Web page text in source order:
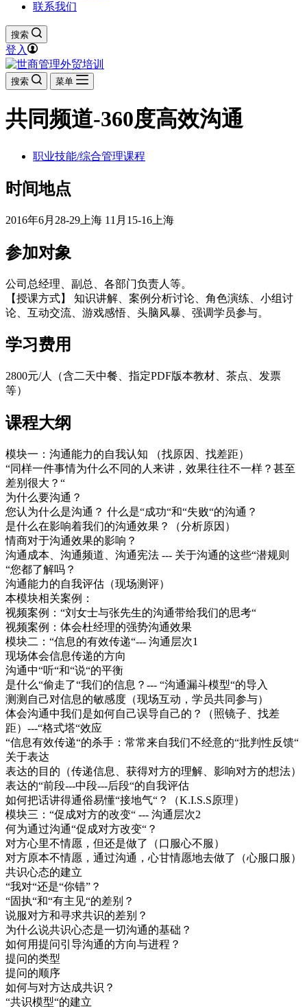
联系我们
搜索
登入
搜索 菜单
共同频道-360度高效沟通
职业技能/综合管理课程
时间地点
2016年6月28-29上海 11月15-16上海
参加对象
公司总经理、副总、各部门负责人等。
【授课方式】 知识讲解、案例分析讨论、角色演练、小组讨
论、互动交流、游戏感悟、头脑风暴、强调学员参与。
学习费用
2800元/人（含二天中餐、指定PDF版本教材、茶点、发票
等）
课程大纲
模块一：沟通能力的自我认知 （找原因、找差距）
“同样一件事情为什么不同的人来讲，效果往往不一样？甚至
差别很大？“
为什么要沟通？
您认为什么是沟通？ 什么是“成功“和“失败“的沟通？
是什么在影响着我们的沟通效果？（分析原因）
情商对于沟通效果的影响？
沟通成本、沟通频道、沟通宪法 --- 关于沟通的这些“潜规则
“您都了解吗？
沟通能力的自我评估（现场测评）
本模块相关案例：
视频案例：“刘女士与张先生的沟通带给我们的思考“
视频案例：体会杜经理的强势沟通效果
模块二：“信息的有效传递“--- 沟通层次1
现场体会信息传递的方向
沟通中“听“和“说“的平衡
是什么“偷走了“我们的信息？--- “沟通漏斗模型“的导入
测测自己对信息的敏感度（现场互动，学员共同参与）
体会沟通中我们是如何自己误导自己的？（照镜子、找差
距）---“格式塔“效应
“信息有效传递“的杀手：常常来自我们不经意的“批判性反馈“
关于表达
表达的目的（传递信息、获得对方的理解、影响对方的想法）
表达的“前段---中段---后段“的自我评估
如何把话讲得通俗易懂“接地气“？（K.I.S.S原理）
模块三：“促成对方的改变“ --- 沟通层次2
何为通过沟通“促成对方改变“？
对方心里不情愿，但还是做了（口服心不服）
对方原本不情愿，通过沟通，心甘情愿地去做了（心服口服）
共识心态的建立
“我对“还是“你错”？
“固执“和“有主见“的差别？
说服对方和寻求共识的差别？
为什么说共识心态是一切沟通的基础？
如何用提问引导沟通的方向与进程？
提问的类型
提问的顺序
如何与对方达成共识？
“共识模型“的建立